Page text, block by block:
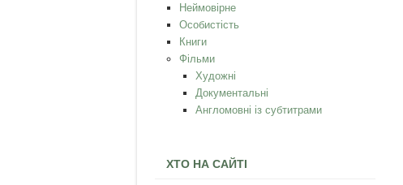
Неймовірне
Особистість
Книги
Фільми
Художні
Документальні
Англомовні із субтитрами
ХТО НА САЙТІ